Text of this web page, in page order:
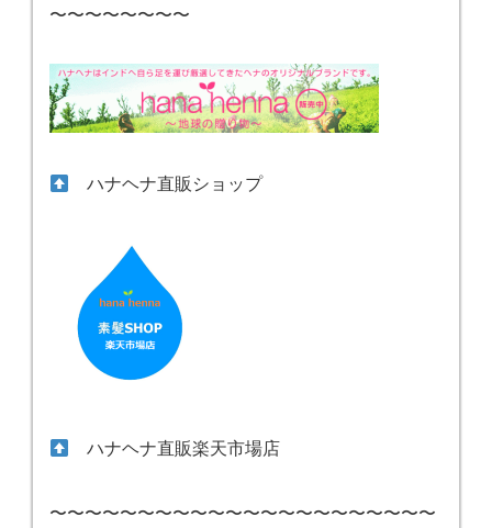
〜〜〜〜〜〜〜〜
ハナヘナ直販ショップ
ハナヘナ直販楽天市場店
〜〜〜〜〜〜〜〜〜〜〜〜〜〜〜〜〜〜〜〜〜〜